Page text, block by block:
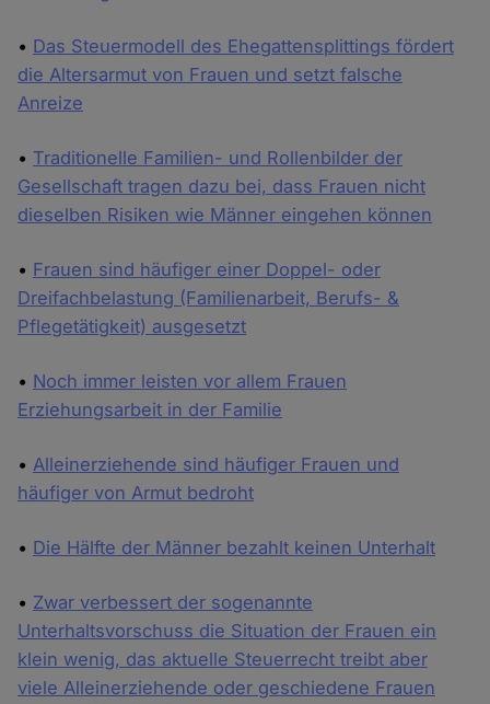
• Das Steuermodell des Ehegattensplittings fördert
die Altersarmut von Frauen und setzt falsche
Anreize
• Traditionelle Familien- und Rollenbilder der
Gesellschaft tragen dazu bei, dass Frauen nicht
dieselben Risiken wie Männer eingehen können
• Frauen sind häufiger einer Doppel- oder
Dreifachbelastung (Familienarbeit, Berufs- &
Pflegetätigkeit) ausgesetzt
• Noch immer leisten vor allem Frauen
Erziehungsarbeit in der Familie
•Alleinerziehende sind häufiger Frauen und
häufiger von Armut bedroht
• Die Hälfte der Männer bezahlt keinen Unterhalt
• Zwar verbessert der sogenannte
Unterhaltsvorschuss die Situation der Frauen ein
klein wenig, das aktuelle Steuerrecht treibt aber
viele Alleinerziehende oder geschiedene Frauen